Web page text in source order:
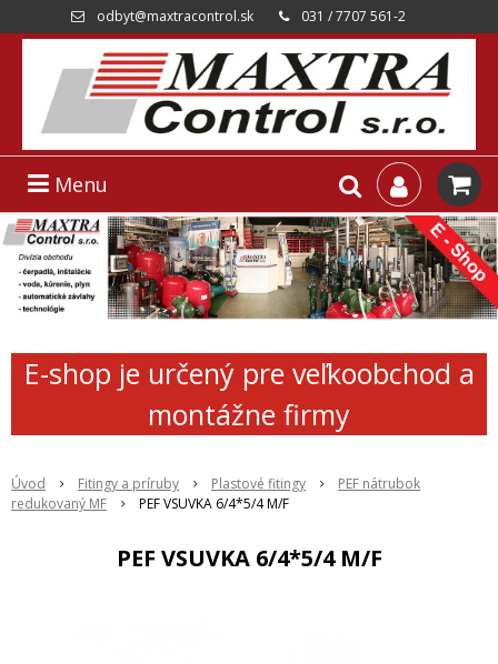
odbyt@maxtracontrol.sk 031 / 7707 561-2
Menu
E-shop je určený pre veľkoobchod a
montážne firmy
Úvod Fitingy a príruby Plastové fitingy
PEF nátrubok
redukovaný MF
PEF VSUVKA 6/4*5/4 M/F
PEF VSUVKA 6/4*5/4 M/F